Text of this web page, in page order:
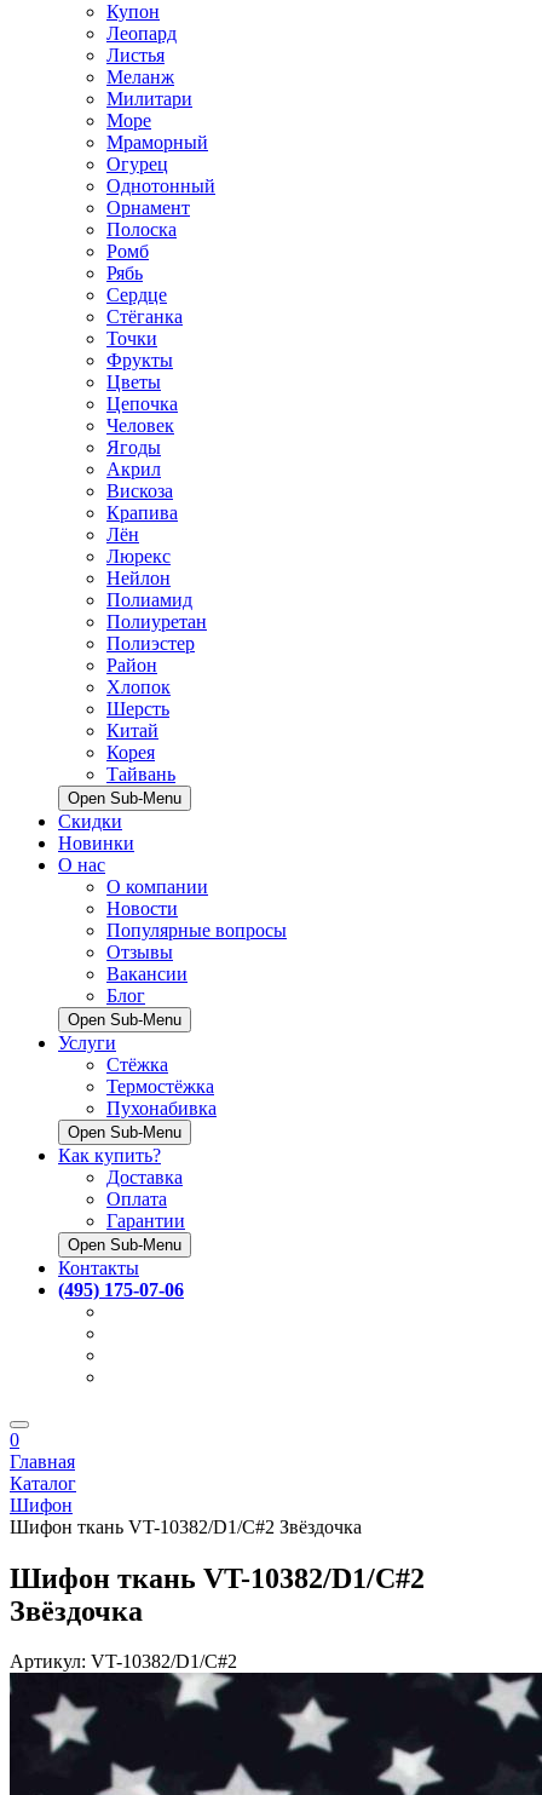
Купон
Леопард
Листья
Меланж
Милитари
Море
Мраморный
Огурец
Однотонный
Орнамент
Полоска
Ромб
Рябь
Сердце
Стёганка
Точки
Фрукты
Цветы
Цепочка
Человек
Ягоды
Акрил
Вискоза
Крапива
Лён
Люрекс
Нейлон
Полиамид
Полиуретан
Полиэстер
Район
Хлопок
Шерсть
Китай
Корея
Тайвань
Open Sub-Menu
Скидки
Новинки
О нас
О компании
Новости
Популярные вопросы
Отзывы
Вакансии
Блог
Open Sub-Menu
Услуги
Стёжка
Термостёжка
Пухонабивка
Open Sub-Menu
Как купить?
Доставка
Оплата
Гарантии
Open Sub-Menu
Контакты
(495) 175-07-06
0
Главная
Каталог
Шифон
Шифон ткань VT-10382/D1/C#2 Звёздочка
Шифон ткань VT-10382/D1/C#2
Звёздочка
Артикул: VT-10382/D1/C#2